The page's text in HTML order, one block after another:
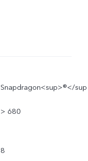
Snapdragon<sup>®</sup
> 680
8